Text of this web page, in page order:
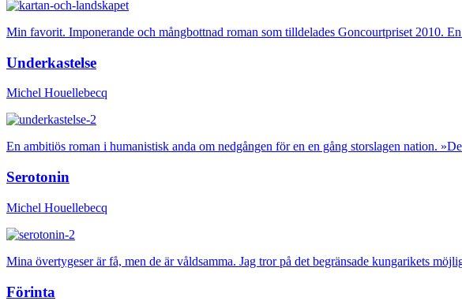
Min favorit. Imponerande och mångbottnad roman som tilldelades Goncourtpriset 2010.
Underkastelse
Michel Houellebecq
En ambitiös roman i humanistisk anda om nedgången för en en gång storslagen nation.
Serotonin
Michel Houellebecq
Mina övertygeser är få, men de är våldsamma. Jag tror på det begränsade kungarikets
Förinta